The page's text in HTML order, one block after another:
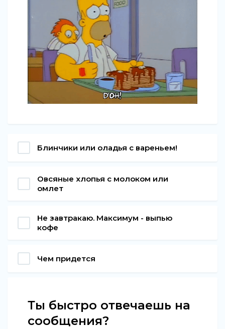
Блинчики или оладья с вареньем!
Овсяные хлопья с молоком или
омлет
Не завтракаю. Максимум - выпью
кофе
Чем придется
Ты быстро отвечаешь на
сообщения?